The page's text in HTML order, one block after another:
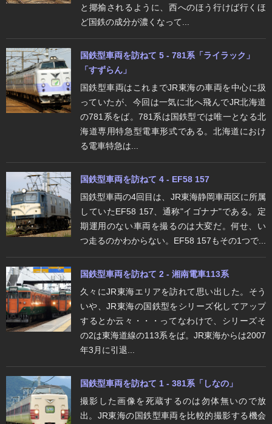
と揶揄されるように、西へのほう行けば行くほ
ど国鉄の成分が濃くなって...
国鉄型車両を訪ねて 5 - 781系「ライラック」
「すずらん」
国鉄型車両はこれまでJR東海の車両を中心に扱
っていたが、今回は一気に北へ飛んでJR北海道
の781系をば。781系は国鉄型では唯一となる北
海道専用特急型電車形式である。北海道におけ
る電車特急は...
国鉄型車両を訪ねて 4 - EF58 157
国鉄型車両の4回目は、JR東海静岡車両区に所属
していたEF58 157、通称"イゴナナ"である。定
期運用のない車両を撮るのは大変だ。何せ、い
つ走るのかわからない。EF58 157もその1つで...
国鉄型車両を訪ねて 2 - 湘南電車113系
久々にJR東海エリアを訪れて思い出した。そう
いや、JR東海の国鉄型をシリーズ化してアップ
するとか云々・・・ってなわけで、シリーズそ
の2は東海道線の113系をば。JR東海からは2007
年3月に引退...
国鉄型車両を訪ねて 1 - 381系「しなの」
撮影した画像を死蔵するのは勿体無いので放
出。JR東海の国鉄型車両を比較的撮影する機会